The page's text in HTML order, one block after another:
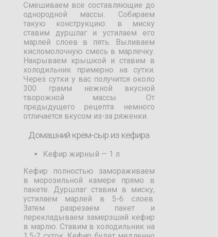
Смешиваем все составляющие до
однородной массы. Собираем
такую конструкцию: в миску
ставим дуршлаг и устилаем его
марлей слоев в пять. Выливаем
кисломолочную смесь в марлечку.
Накрываем крышкой и ставим в
холодильник примерно на сутки.
Через сутки у вас получится около
300 грамм нежной вкусной
творожной массы. От
предыдущего рецепта немного
отличается вкусом из-за ряженки.
Домашний крем-сыр из кефира
Кефир жирный — 1 л
Кефир полностью замораживаем
в морозильной камере прямо в
пакете. Дуршлаг ставим в миску,
устилаем марлей в 5-6 слоев.
Затем разрезаем пакет и
перекладываем замерзший кефир
в марлю. Ставим в холодильник на